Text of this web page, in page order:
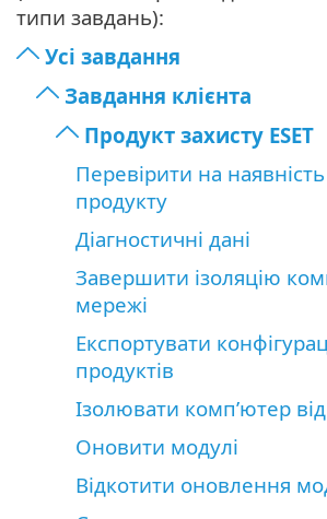
типи завдань):
Усі завдання
Завдання клієнта
Продукт захисту ESET
Перевірити на
продукту
Діагностичні дані
Завершити ізоляцію
мережі
Експортувати
продуктів
Ізолювати комп’ютер
Оновити модулі
Відкотити оновлення